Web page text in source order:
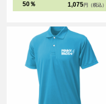
50％ 1,075 円（税込）